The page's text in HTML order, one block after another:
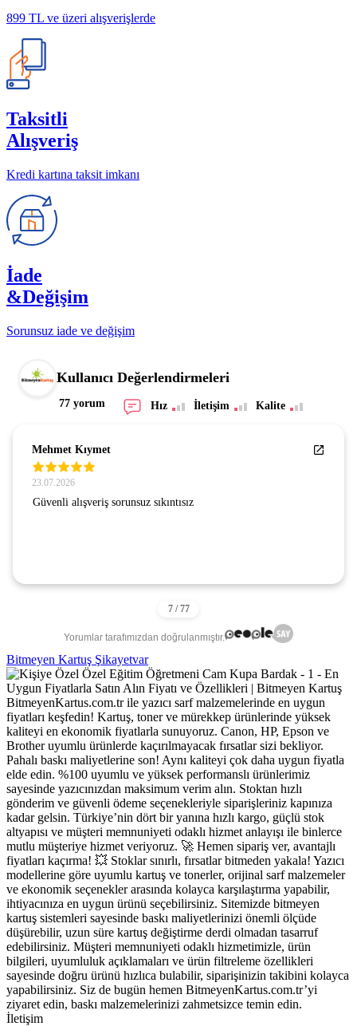
899 TL ve üzeri alışverişlerde
Taksitli
Alışveriş
Kredi kartına taksit imkanı
İade
&Değişim
Sorunsuz iade ve değişim
Kullanıcı Değerlendirmeleri
77 yorum Hız İletişim Kalite
Mehmet Kıymet
23.07.2026
Güvenli alışveriş sorunsuz sıkıntısız
Yorumlar tarafımızdan doğrulanmıştır.
Bitmeyen Kartuş Şikayetvar
BitmeyenKartus.com.tr ile yazıcı sarf malzemelerinde en uygun
fiyatları keşfedin! Kartuş, toner ve mürekkep ürünlerinde yüksek
kaliteyi en ekonomik fiyatlarla sunuyoruz. Canon, HP, Epson ve
Brother uyumlu ürünlerde kaçırılmayacak fırsatlar sizi bekliyor.
Pahalı baskı maliyetlerine son! Aynı kaliteyi çok daha uygun fiyatla
elde edin. %100 uyumlu ve yüksek performanslı ürünlerimiz
sayesinde yazıcınızdan maksimum verim alın. Stoktan hızlı
gönderim ve güvenli ödeme seçenekleriyle siparişleriniz kapınıza
kadar gelsin. Türkiye’nin dört bir yanına hızlı kargo, güçlü stok
altyapısı ve müşteri memnuniyeti odaklı hizmet anlayışı ile binlerce
mutlu müşteriye hizmet veriyoruz. 🚀 Hemen sipariş ver, avantajlı
fiyatları kaçırma! 💥 Stoklar sınırlı, fırsatlar bitmeden yakala! Yazıcı
modellerine göre uyumlu kartuş ve tonerler, orijinal sarf malzemeler
ve ekonomik seçenekler arasında kolayca karşılaştırma yapabilir,
ihtiyacınıza en uygun ürünü seçebilirsiniz. Sitemizde bitmeyen
kartuş sistemleri sayesinde baskı maliyetlerinizi önemli ölçüde
düşürebilir, uzun süre kartuş değiştirme derdi olmadan tasarruf
edebilirsiniz. Müşteri memnuniyeti odaklı hizmetimizle, ürün
bilgileri, uyumluluk açıklamaları ve ürün filtreleme özellikleri
sayesinde doğru ürünü hızlıca bulabilir, siparişinizin takibini kolayca
yapabilirsiniz. Siz de bugün hemen BitmeyenKartus.com.tr’yi
ziyaret edin, baskı malzemelerinizi zahmetsizce temin edin.
İletişim